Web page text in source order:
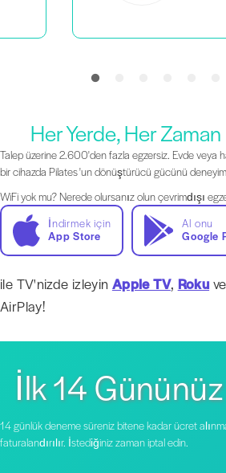
Her Yerde, Her Zaman
Talep üzerine 2.600'den fazla egzersiz. Evde veya
bir cihazda Pilates 'un dönüştürücü gücünü
WiFi yok mu? Nerede olursanız olun çevrimdışı
İndirmek için
App Store
Al onu
Google
ile TV'nizde izleyin Apple TV, Roku
AirPlay!
İlk 14
14 günlük deneme süreniz bitene kadar ücret
faturalandırılır. İstediğiniz zaman iptal edin.